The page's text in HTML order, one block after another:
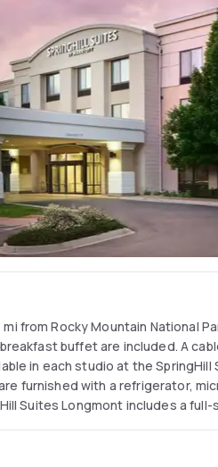
from Rocky Mountain National
buffet are included. A
in each studio at the SpringHill
furnished with a refrigerator,
Suites Longmont includes a